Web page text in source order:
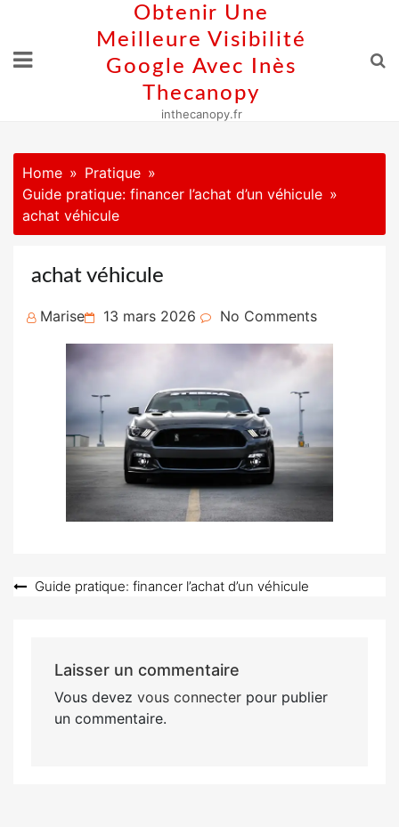
content
Obtenir Une
Meilleure Visibilité
Google Avec Inès
Thecanopy
inthecanopy.fr
Home
Pratique
Guide pratique: financer l’achat d’un véhicule
achat véhicule
achat véhicule
Marise Posted
on
13 mars 2026 No Comments
Navigation
Guide pratique: financer l’achat d’un véhicule
Laisser un commentaire
Vous devez vous connecterpour publier
un commentaire.